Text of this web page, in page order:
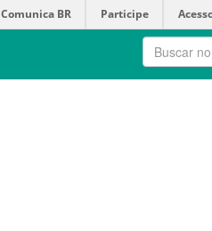
Comunica BR Participe